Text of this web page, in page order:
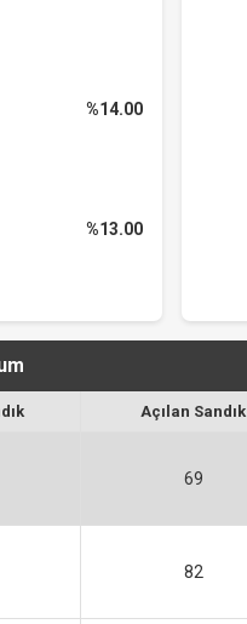
%14.00
%13.00
Açılan Sandık
69
82